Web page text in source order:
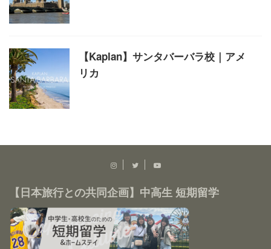
【Kaplan】サンタバーバラ校｜アメ
リカ
【日本旅行との共同企画】中高生 短期留学